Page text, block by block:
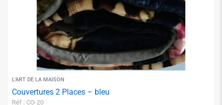
L'ART DE LA MAISON
Couvertures 2 Places – bleu
Réf : CO-20